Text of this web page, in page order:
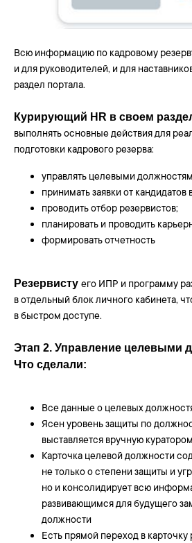
Всю информацию по кадровому
и для руководителей, и для
раздел портала.
Курирующий HR в своем
выполнять основные действия для
подготовки кадрового резерва:
управлять целевыми
принимать заявки от кандидатов
проводить отбор резервистов;
планировать и проводить
формировать отчетность
Резервисту его ИПР и программу
в отдельный блок личного кабинета,
в быстром доступе.
Этап 2. Управление целевыми
Что сделали:
Все данные о целевых
Ясен уровень защиты по
выставляется вручную
Карточка целевой должности
не только о степени защиты и
но и консолидирует всю
развивающимся для будущего
должности
Есть прямой переход в карточку